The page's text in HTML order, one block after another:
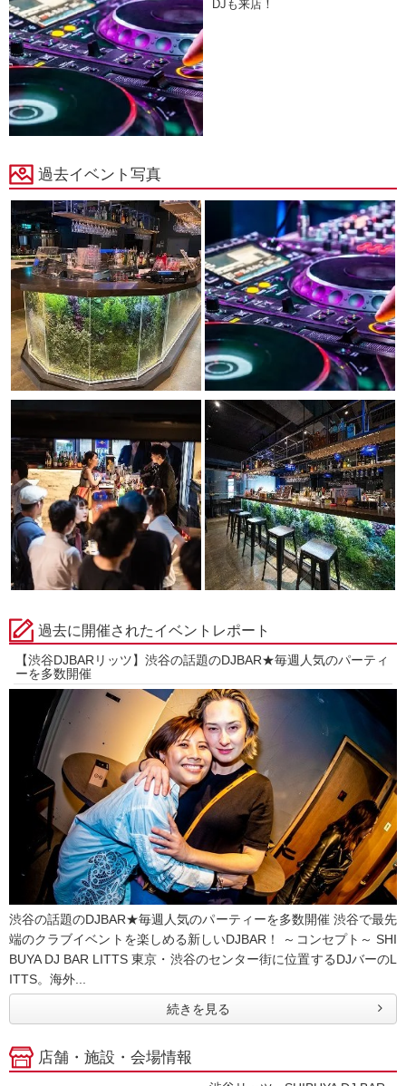
DJも来店！
過去イベント写真
過去に開催されたイベントレポート
【渋谷DJBARリッツ】渋谷の話題のDJBAR★毎週人気のパーティ
ーを多数開催
渋谷の話題のDJBAR★毎週人気のパーティーを多数開催 渋谷で最先
端のクラブイベントを楽しめる新しいDJBAR！ ～コンセプト～ SHI
BUYA DJ BAR LITTS 東京・渋谷のセンター街に位置するDJバーのL
ITTS。海外...
続きを見る
店舗・施設・会場情報